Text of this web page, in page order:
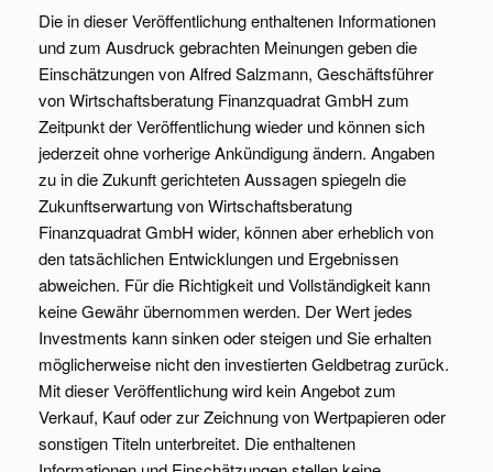
Die in dieser Veröffentlichung enthaltenen Informationen
und zum Ausdruck gebrachten Meinungen geben die
Einschätzungen von Alfred Salzmann, Geschäftsführer
von Wirtschaftsberatung Finanzquadrat GmbH zum
Zeitpunkt der Veröffentlichung wieder und können sich
jederzeit ohne vorherige Ankündigung ändern. Angaben
zu in die Zukunft gerichteten Aussagen spiegeln die
Zukunftserwartung von Wirtschaftsberatung
Finanzquadrat GmbH wider, können aber erheblich von
den tatsächlichen Entwicklungen und Ergebnissen
abweichen. Für die Richtigkeit und Vollständigkeit kann
keine Gewähr übernommen werden. Der Wert jedes
Investments kann sinken oder steigen und Sie erhalten
möglicherweise nicht den investierten Geldbetrag zurück.
Mit dieser Veröffentlichung wird kein Angebot zum
Verkauf, Kauf oder zur Zeichnung von Wertpapieren oder
sonstigen Titeln unterbreitet. Die enthaltenen